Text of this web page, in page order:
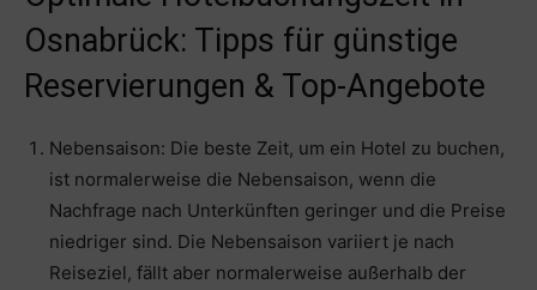
Osnabrück: Tipps für günstige
Reservierungen & Top-Angebote
Nebensaison: Die beste Zeit, um ein Hotel zu buchen,
ist normalerweise die Nebensaison, wenn die
Nachfrage nach Unterkünften geringer und die Preise
niedriger sind. Die Nebensaison variiert je nach
Reiseziel, fällt aber normalerweise außerhalb der